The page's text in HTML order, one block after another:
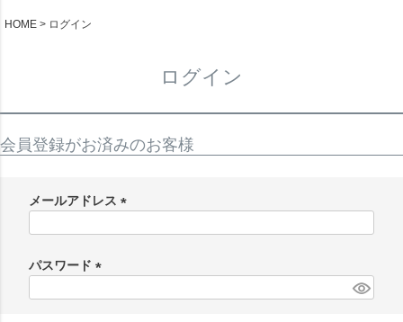
HOME ログイン
ログイン
会員登録がお済みのお客様
メールアドレス
)
パスワード